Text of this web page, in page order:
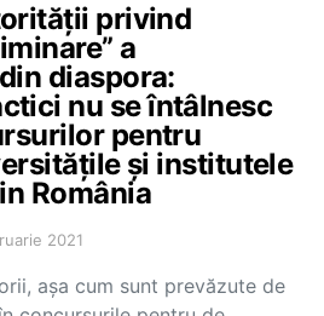
privind
a
diaspora:
nu se întâlnesc
pentru
și institutele
România
2021
așa cum sunt prevăzute de